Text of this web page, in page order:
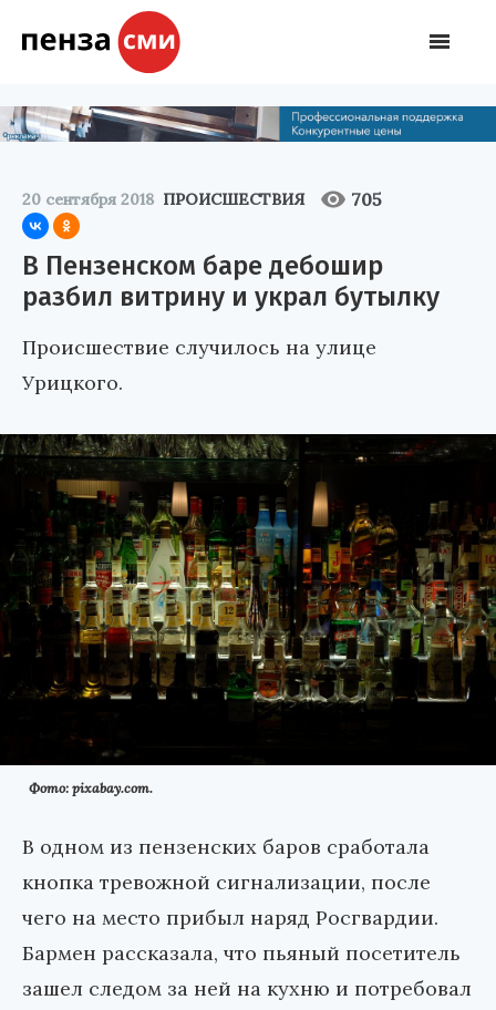
20 сентября 2018 ПРОИСШЕСТВИЯ 705
В Пензенском баре дебошир
разбил витрину и украл бутылку
Происшествие случилось на улице
Урицкого.
Фото: pixabay.com.
В одном из пензенских баров сработала
кнопка тревожной сигнализации, после
чего на место прибыл наряд Росгвардии.
Бармен рассказала, что пьяный посетитель
зашел следом за ней на кухню и потребовал